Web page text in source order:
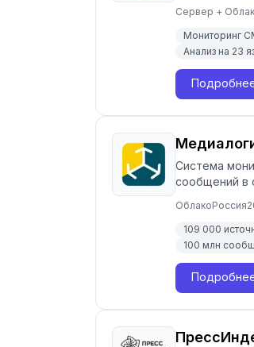
Сервер +
Мониторинг
Анализ на 23
Система
сообщений в
ОблакоРоссия
109 000
100 млн